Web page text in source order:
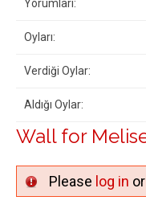
Yorumları:
Oyları:
Verdiği Oylar:
Aldığı Oylar:
Wall for
Please log in or